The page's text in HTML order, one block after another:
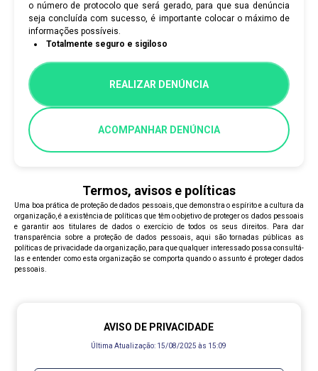
o número de protocolo que será gerado, para que sua denúncia
seja concluída com sucesso, é importante colocar o máximo de
informações possíveis.
Totalmente seguro e sigiloso
REALIZAR DENÚNCIA
ACOMPANHAR DENÚNCIA
Termos, avisos e políticas
Uma boa prática de proteção de dados pessoais, que demonstra o espírito e a cultura da
organização, é a existência de políticas que têm o objetivo de proteger os dados pessoais
e garantir aos titulares de dados o exercício de todos os seus direitos. Para dar
transparência sobre a proteção de dados pessoais, aqui são tornadas públicas as
políticas de privacidade da organização, para que qualquer interessado possa consultá-
las e entender como esta organização se comporta quando o assunto é proteger dados
pessoais.
AVISO DE PRIVACIDADE
Última Atualização: 15/08/2025 às 15:09